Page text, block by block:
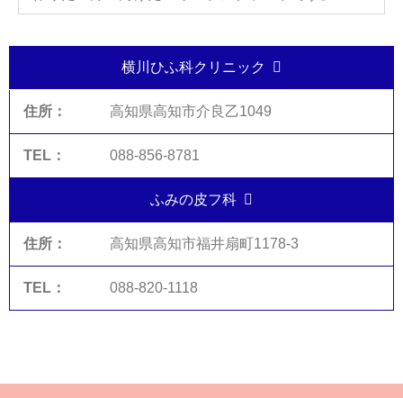
横川ひふ科クリニック
高知県高知市介良乙1049
088-856-8781
ふみの皮フ科
高知県高知市福井扇町1178-3
088-820-1118